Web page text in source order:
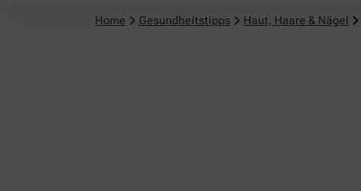
Home Gesundheitstipps Haut, Haare & Nägel